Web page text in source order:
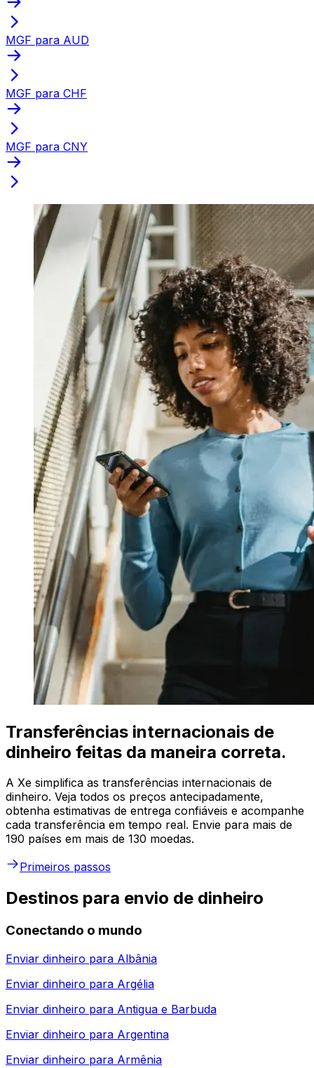
MGF para AUD
MGF para CHF
MGF para CNY
Transferências internacionais de
dinheiro feitas da maneira correta.
A Xe simplifica as transferências internacionais de
dinheiro. Veja todos os preços antecipadamente,
obtenha estimativas de entrega confiáveis e acompanhe
cada transferência em tempo real. Envie para mais de
190 países em mais de 130 moedas.
Primeiros passos
Destinos para envio de dinheiro
Conectando o mundo
Enviar dinheiro para Albânia
Enviar dinheiro para Argélia
Enviar dinheiro para Antigua e Barbuda
Enviar dinheiro para Argentina
Enviar dinheiro para Armênia